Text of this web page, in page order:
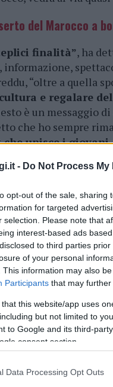
- Do Not Process
opt-out of the sale,
for targeted
selection. Please note that
interest-based ads
to third parties
of your personal
This information may also
Participants that may further
that this website/app uses
but not limited to
to Google and its third-
consent section.
Data Processing Opt Outs
del Marocco a
finalità”, ha
“oltre a quella
e regalare
è un messaggio
che ho sempre
che unisce i
Andare nel deserto
che si vuole
unire i popoli”.
Racing, il
Coda, i portacolori
Amici di
Tunis,
ragazzi che
di appartenenza
alla
Andrea Tunis